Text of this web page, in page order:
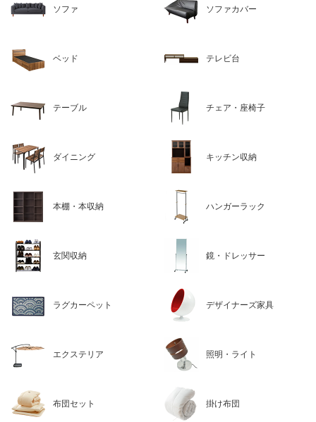
ソファ ソファカバー
ベッド テレビ台
テーブル チェア・座椅子
ダイニング キッチン収納
本棚・本収納 ハンガーラック
玄関収納 鏡・ドレッサー
ラグカーペット デザイナーズ家具
エクステリア 照明・ライト
布団セット 掛け布団